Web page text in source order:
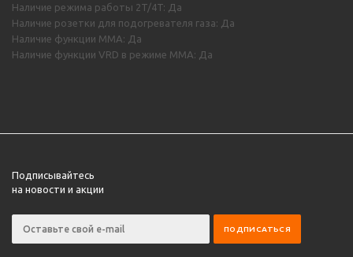
Наличие режима работы 2T/4T: Да
Наличие розетки для подогревателя газа: Да
Наличие функции MMA: Да
Наличие функции VRD в режиме MMA: Да
Подписывайтесь
на новости и акции